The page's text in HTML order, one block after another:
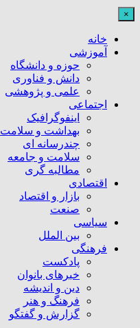
×
خانه
آموزشی
حوزه و دانشگاه
دانش و فناوری
علمی و پژوهشی
اجتماعی
اینفوگرافیک
بهداشت و سلامت
چندرسانه ای
سلامت و جامعه
مطالبه گری
اقتصادی
بازار و اقتصاد
صنعت
سیاسی
بین الملل
فرهنگی
پادکست
خبرهای بانوان
دین و اندیشه
فرهنگ و هنر
گزارش و گفتگو